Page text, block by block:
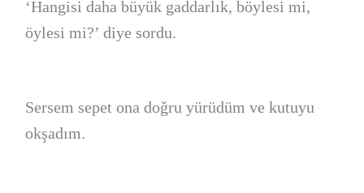
‘Hangisi daha büyük gaddarlık, böylesi mi,
öylesi mi?’ diye sordu.
Sersem sepet ona doğru yürüdüm ve kutuyu
okşadım.